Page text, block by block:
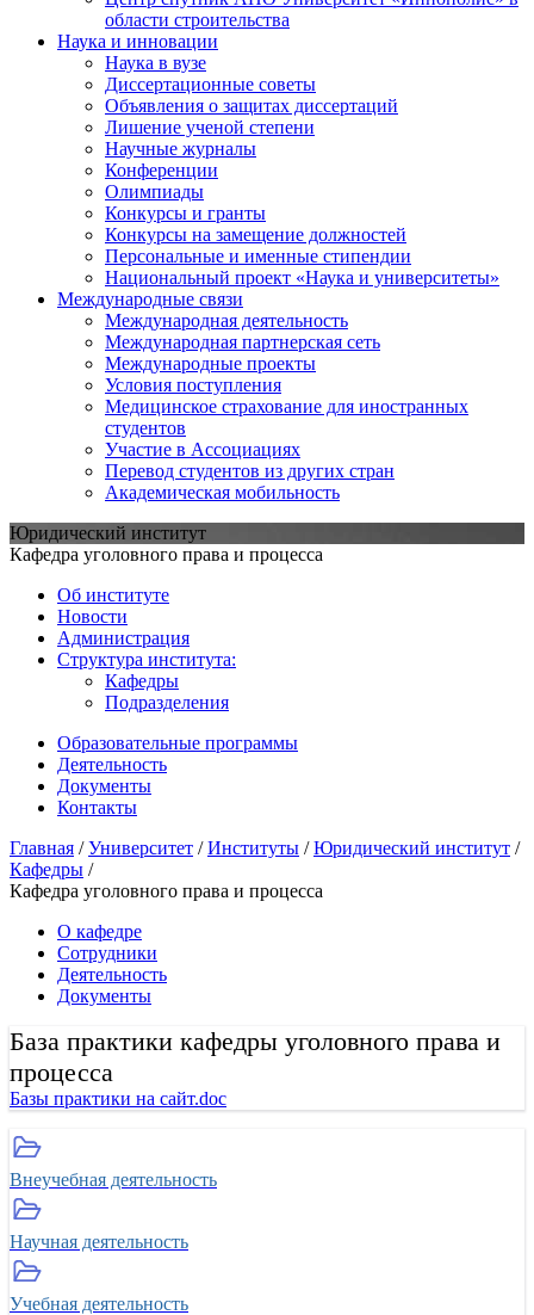
области строительства
Наука и инновации
Наука в вузе
Диссертационные советы
Объявления о защитах диссертаций
Лишение ученой степени
Научные журналы
Конференции
Олимпиады
Конкурсы и гранты
Конкурсы на замещение должностей
Персональные и именные стипендии
Национальный проект «Наука и университеты»
Международные связи
Международная деятельность
Международная партнерская сеть
Международные проекты
Условия поступления
Медицинское страхование для иностранных
студентов
Участие в Ассоциациях
Перевод студентов из других стран
Академическая мобильность
Юридический институт
Кафедра уголовного права и процесса
Об институте
Новости
Администрация
Структура института:
Кафедры
Подразделения
Образовательные программы
Деятельность
Документы
Контакты
Главная /Университет /Институты /Юридический институт /
Кафедры /
Кафедра уголовного права и процесса
О кафедре
Сотрудники
Деятельность
Документы
База практики кафедры уголовного права и
процесса
Базы практики на сайт.doc
Внеучебная деятельность
Научная деятельность
Учебная деятельность